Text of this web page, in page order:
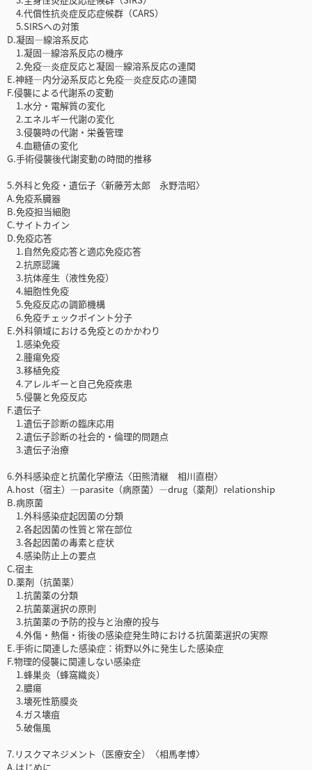
4.代償性抗炎症反応症候群（CARS）
5.SIRSへの対策
D.凝固—線溶系反応
1.凝固—線溶系反応の機序
2.免疫—炎症反応と凝固—線溶系反応の連関
E.神経—内分泌系反応と免疫—炎症反応の連関
F.侵襲による代謝系の変動
1.水分・電解質の変化
2.エネルギー代謝の変化
3.侵襲時の代謝・栄養管理
4.血糖値の変化
G.手術侵襲後代謝変動の時間的推移
5.外科と免疫・遺伝子〈新藤芳太郎 永野浩昭〉
A.免疫系臓器
B.免疫担当細胞
C.サイトカイン
D.免疫応答
1.自然免疫応答と適応免疫応答
2.抗原認識
3.抗体産生（液性免疫）
4.細胞性免疫
5.免疫反応の調節機構
6.免疫チェックポイント分子
E.外科領域における免疫とのかかわり
1.感染免疫
2.腫瘍免疫
3.移植免疫
4.アレルギーと自己免疫疾患
5.侵襲と免疫反応
F.遺伝子
1.遺伝子診断の臨床応用
2.遺伝子診断の社会的・倫理的問題点
3.遺伝子治療
6.外科感染症と抗菌化学療法〈田熊清継 相川直樹〉
A.host（宿主）—parasite（病原菌）—drug（薬剤）relationship
B.病原菌
1.外科感染症起因菌の分類
2.各起因菌の性質と常在部位
3.各起因菌の毒素と症状
4.感染防止上の要点
C.宿主
D.薬剤（抗菌薬）
1.抗菌薬の分類
2.抗菌薬選択の原則
3.抗菌薬の予防的投与と治療的投与
4.外傷・熱傷・術後の感染症発生時における抗菌薬選択の実際
E.手術に関連した感染症：術野以外に発生した感染症
F.物理的侵襲に関連しない感染症
1.蜂巣炎（蜂窩織炎）
2.膿瘍
3.壊死性筋膜炎
4.ガス壊疽
5.破傷風
7.リスクマネジメント（医療安全）〈相馬孝博〉
A.はじめに